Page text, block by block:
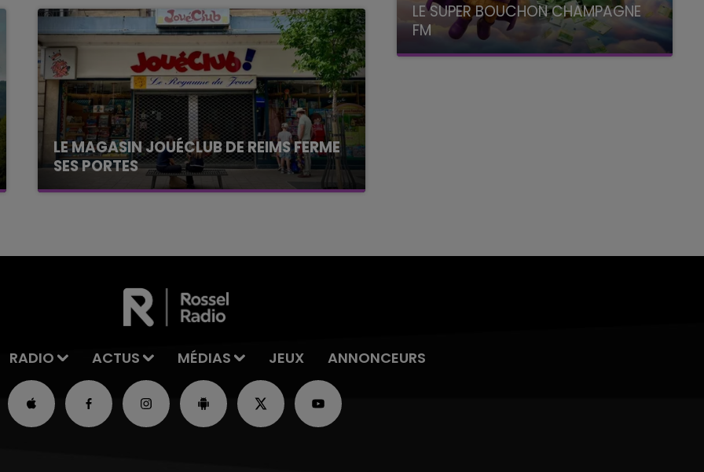
LE MAGASIN JOUÉCLUB DE REIMS FERME
SES PORTES
C'était l'une des institutions du centre-ville
LE SUPER BOUCHON CHAMPAGNE
FM
avec La Famille Champagne FM, à 8H10
RADIO ACTUS MÉDIAS JEUX ANNONCEURS